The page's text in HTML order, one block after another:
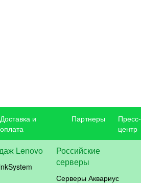
Доставка и
оплата
Партнеры
Пресс-
центр
Lenovo
Российские
серверы
Серверы Аквариус